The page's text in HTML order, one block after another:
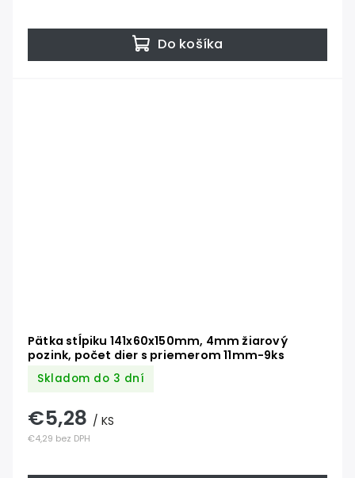
Do košíka
Pätka stĺpiku 141x60x150mm, 4mm žiarový
pozink, počet dier s priemerom 11mm-9ks
Skladom do 3 dní
€4,29 bez DPH
€5,28 / KS